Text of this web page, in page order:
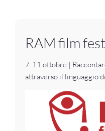
RAM film
7-11 ottobre |
attraverso il linguaggio